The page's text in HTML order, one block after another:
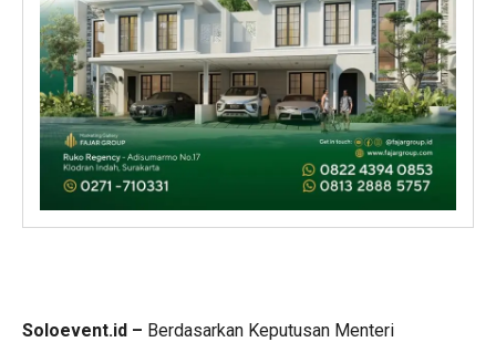
Soloevent.id – Berdasarkan Keputusan Menteri